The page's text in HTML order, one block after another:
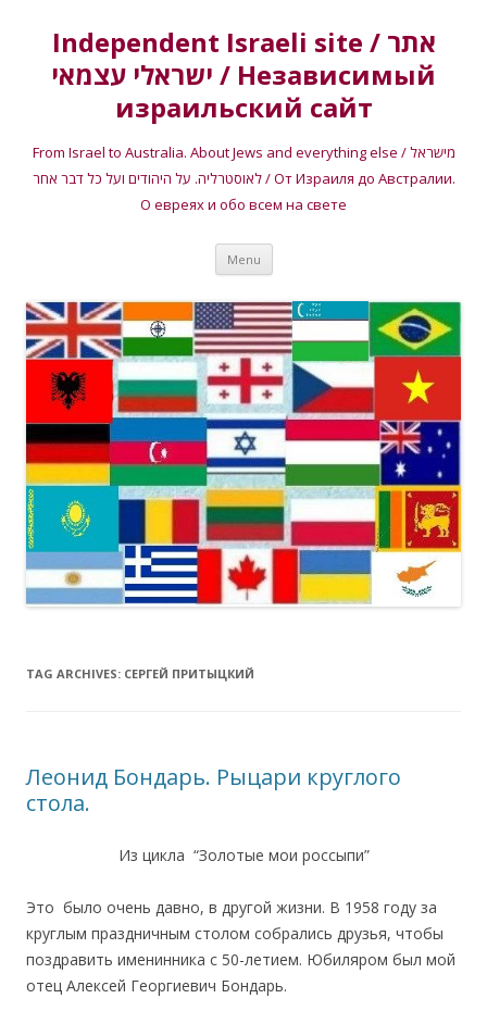
Independent Israeli site / אתר
ישראלי עצמאי / Независимый
израильский сайт
From Israel to Australia. About Jews and everything else / מישראל
לאוסטרליה. על היהודים ועל כל דבר אחר / От Израиля до Австралии.
О евреях и обо всем на свете
Menu Skip
content
TAG ARCHIVES: СЕРГЕЙ ПРИТЫЦКИЙ
Леонид Бондарь. Рыцари круглого
стола.
Из цикла “Золотые мои россыпи”
Это было очень давно, в другой жизни. В 1958 году за
круглым праздничным столом собрались друзья, чтобы
поздравить именинника с 50-летием. Юбиляром был мой
отец Алексей Георгиевич Бондарь.